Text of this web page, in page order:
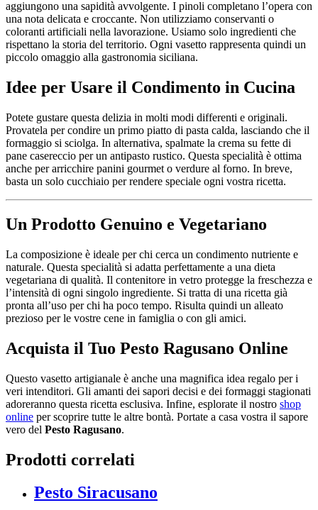
aggiungono una sapidità avvolgente. I pinoli completano l’opera con
una nota delicata e croccante. Non utilizziamo conservanti o
coloranti artificiali nella lavorazione. Usiamo solo ingredienti che
rispettano la storia del territorio. Ogni vasetto rappresenta quindi un
piccolo omaggio alla gastronomia siciliana.
Idee per Usare il Condimento in Cucina
Potete gustare questa delizia in molti modi differenti e originali.
Provatela per condire un primo piatto di pasta calda, lasciando che il
formaggio si sciolga. In alternativa, spalmate la crema su fette di
pane casereccio per un antipasto rustico. Questa specialità è ottima
anche per arricchire panini gourmet o verdure al forno. In breve,
basta un solo cucchiaio per rendere speciale ogni vostra ricetta.
Un Prodotto Genuino e Vegetariano
La composizione è ideale per chi cerca un condimento nutriente e
naturale. Questa specialità si adatta perfettamente a una dieta
vegetariana di qualità. Il contenitore in vetro protegge la freschezza e
l’intensità di ogni singolo ingrediente. Si tratta di una ricetta già
pronta all’uso per chi ha poco tempo. Risulta quindi un alleato
prezioso per le vostre cene in famiglia o con gli amici.
Acquista il Tuo Pesto Ragusano Online
Questo vasetto artigianale è anche una magnifica idea regalo per i
veri intenditori. Gli amanti dei sapori decisi e dei formaggi stagionati
adoreranno questa ricetta esclusiva. Infine, esplorate il nostro shop
online per scoprire tutte le altre bontà. Portate a casa vostra il sapore
vero del Pesto Ragusano.
Prodotti correlati
Pesto Siracusano